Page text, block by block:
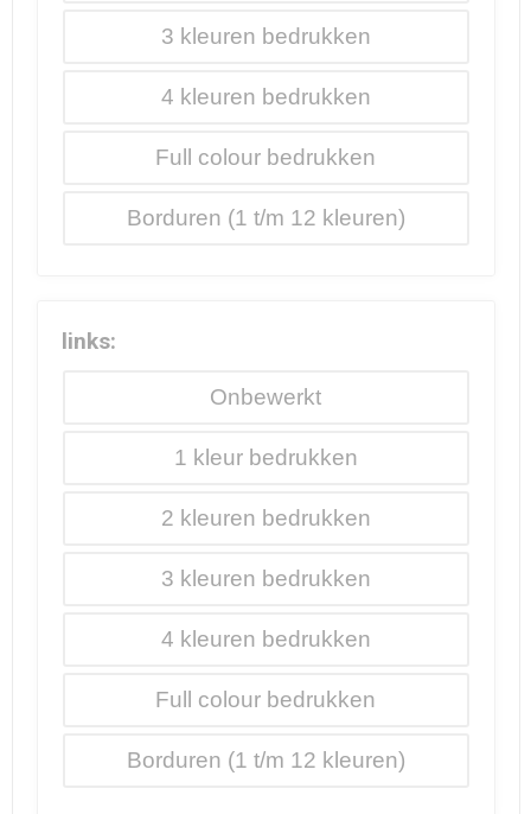
3
4
Borduren
Full colour
links:
Onbewerkt
1
2
3
4
Borduren
Full colour